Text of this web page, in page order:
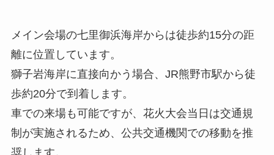
メイン会場の七里御浜海岸からは徒歩約15分の距
離に位置しています。
獅子岩海岸に直接向かう場合、JR熊野市駅から徒
歩約20分で到着します。
車での来場も可能ですが、花火大会当日は交通規
制が実施されるため、公共交通機関での移動を推
奨します。